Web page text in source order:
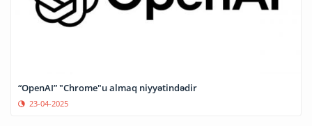
“OpenAI” "Chrome"u almaq niyyətindədir
23-04-2025